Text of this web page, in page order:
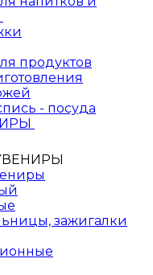
продуктов
- посуда
зажигалки